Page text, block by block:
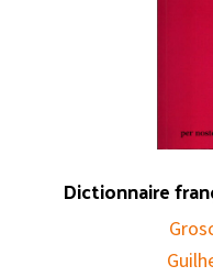
Dictionnaire